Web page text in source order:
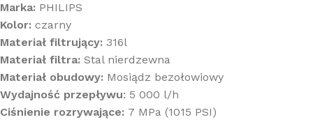
Marka: PHILIPS
Kolor: czarny
Materiał filtrujący: 316l
Materiał filtra: Stal nierdzewna
Materiał obudowy: Mosiądz bezołowiowy
Wydajność przepływu: 5 000 l/h
Ciśnienie rozrywające: 7 MPa (1015 PSI)